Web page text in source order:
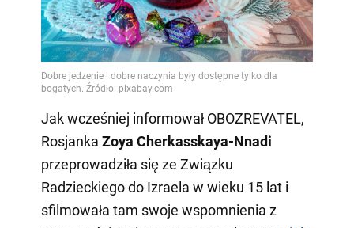
Jak wcześniej informował OBOZREVATEL,
Rosjanka Zoya Cherkasskaya-Nnadi
przeprowadziła się ze Związku
Radzieckiego do Izraela w wieku 15 lat i
sfilmowała tam swoje wspomnienia z